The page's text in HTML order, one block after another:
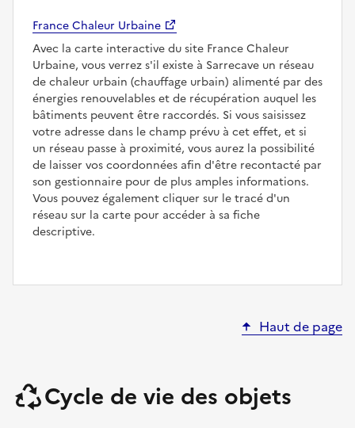
France Chaleur Urbaine
Avec la carte interactive du site France Chaleur
Urbaine, vous verrez s'il existe à Sarrecave un réseau
de chaleur urbain (chauffage urbain) alimenté par des
énergies renouvelables et de récupération auquel les
bâtiments peuvent être raccordés. Si vous saisissez
votre adresse dans le champ prévu à cet effet, et si
un réseau passe à proximité, vous aurez la possibilité
de laisser vos coordonnées afin d'être recontacté par
son gestionnaire pour de plus amples informations.
Vous pouvez également cliquer sur le tracé d'un
réseau sur la carte pour accéder à sa fiche
descriptive.
Haut de page
Cycle de vie des objets